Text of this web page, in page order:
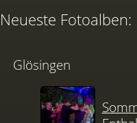
Neueste Fotoalben:
Glösingen